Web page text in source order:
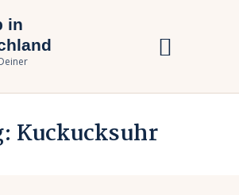
in
Kuckucksuhr
in Deutschland
Ferien vor Deiner Haustüre